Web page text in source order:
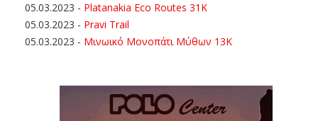
05.03.2023 - Platanakia Eco Routes 31K
05.03.2023 - Pravi Trail
05.03.2023 - Μινωικό Μονοπάτι Μύθων 13Κ